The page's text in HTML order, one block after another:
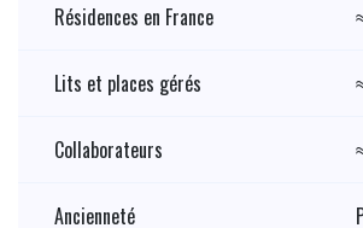
Résidences en France
Lits et places gérés
Collaborateurs
Ancienneté